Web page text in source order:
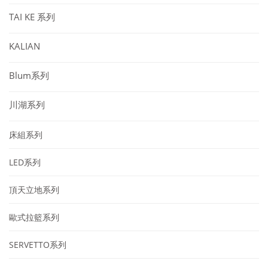
TAI KE 系列
KALIAN
Blum系列
川湖系列
床組系列
LED系列
頂天立地系列
歐式拉籃系列
SERVETTO系列